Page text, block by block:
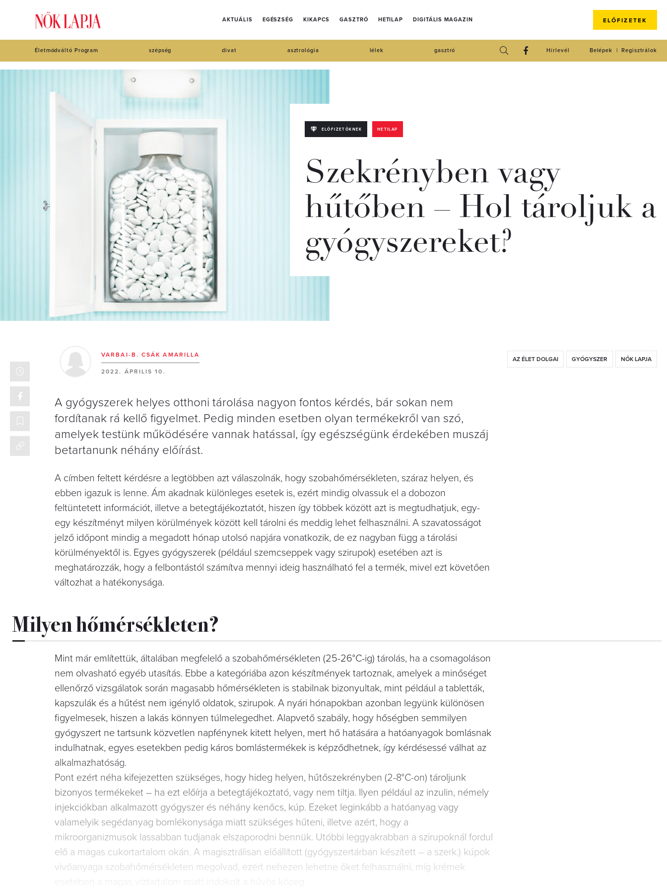
AKTUÁLIS EGÉSZSÉG KIKAPCS GASZTRÓ HETILAP DIGITÁLIS MAGAZIN ELŐFIZETEK
Életmódváltó Program szépség divat asztrológia lélek gasztró Regisztrálok
Belépek
Hírlevél
ELŐFIZETŐKNEK HETILAP
Szekrényben vagy
hűtőben – Hol tároljuk a
gyógyszereket?
VARBAI-B. CSÁK AMARILLA
2022. ÁPRILIS 10.
AZ ÉLET DOLGAI GYÓGYSZER NŐK LAPJA
A gyógyszerek helyes otthoni tárolása nagyon fontos kérdés, bár sokan nem
fordítanak rá kellő figyelmet. Pedig minden esetben olyan termékekről van szó,
amelyek testünk működésére vannak hatással, így egészségünk érdekében muszáj
betartanunk néhány előírást.
A címben feltett kérdésre a legtöbben azt válaszolnák, hogy szobahőmérsékleten, száraz helyen, és
ebben igazuk is lenne. Ám akadnak különleges esetek is, ezért mindig olvassuk el a dobozon
feltüntetett információt, illetve a betegtájékoztatót, hiszen így többek között azt is megtudhatjuk, egy-
egy készítményt milyen körülmények között kell tárolni és meddig lehet felhasználni. A szavatosságot
jelző időpont mindig a megadott hónap utolsó napjára vonatkozik, de ez nagyban függ a tárolási
körülményektől is. Egyes gyógyszerek (például szemcseppek vagy szirupok) esetében azt is
meghatározzák, hogy a felbontástól számítva mennyi ideig használható fel a termék, mivel ezt követően
változhat a hatékonysága.
Milyen hőmérsékleten?
Mint már említettük, általában megfelelő a szobahőmérsékleten (25-26°C-ig) tárolás, ha a csomagoláson
nem olvasható egyéb utasítás. Ebbe a kategóriába azon készítmények tartoznak, amelyek a minőséget
ellenőrző vizsgálatok során magasabb hőmérsékleten is stabilnak bizonyultak, mint például a tabletták,
kapszulák és a hűtést nem igénylő oldatok, szirupok. A nyári hónapokban azonban legyünk különösen
figyelmesek, hiszen a lakás könnyen túlmelegedhet. Alapvető szabály, hogy hőségben semmilyen
gyógyszert ne tartsunk közvetlen napfénynek kitett helyen, mert hő hatására a hatóanyagok bomlásnak
indulhatnak, egyes esetekben pedig káros bomlástermékek is képződhetnek, így kérdésessé válhat az
alkalmazhatóság.
Pont ezért néha kifejezetten szükséges, hogy hideg helyen, hűtőszekrényben (2-8°C-on) tároljunk
bizonyos termékeket – ha ezt előírja a betegtájékoztató, vagy nem tiltja. Ilyen például az inzulin, némely
injekciókban alkalmazott gyógyszer és néhány kenőcs, kúp. Ezeket leginkább a hatóanyag vagy
valamelyik segédanyag bomlékonysága miatt szükséges hűteni, illetve azért, hogy a
mikroorganizmusok lassabban tudjanak elszaporodni bennük. Utóbbi leggyakrabban a szirupoknál fordul
elő a magas cukortartalom okán. A magisztrálisan előállított (gyógyszertárban készített – a szerk.) kúpok
vivőanyaga szobahőmérsékleten megolvad, ezért nehezen lehetne őket felhasználni, míg krémek